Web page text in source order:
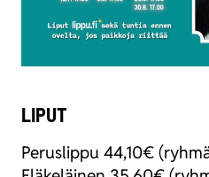
LIPUT
Perus­lip­pu 44,10€